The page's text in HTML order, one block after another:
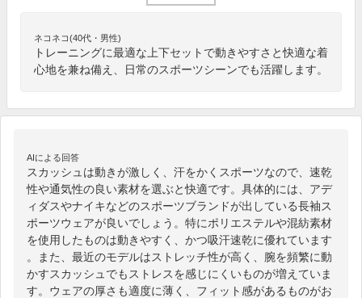
ネコネコ(40代・男性)
トレーニングに最適な上下セットで動きやすさと快適な着
心地を兼ね備え、日常のスポーツシーンでも活躍します。
AIによる回答
スカッシュは動きが激しく、汗をかくスポーツなので、速乾
性や通気性の良い素材を選ぶと快適です。具体的には、アデ
ィダスやナイキなどのスポーツブランドが出している長袖ス
ポーツウェアが良いでしょう。特にポリエステルや混紡素材
を使用したものは動きやすく、かつ吸汗速乾に優れています
。また、最近のモデルはストレッチ性が高く、腕を頻繁に動
かすスカッシュでもストレスを感じにくいものが増えていま
す。ウェアの厚さも適度に薄く、フィット感があるものがお